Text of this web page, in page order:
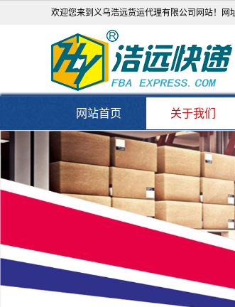
欢迎您来到义乌浩远货运代理有限公司网站！网
网站首页 关于我们